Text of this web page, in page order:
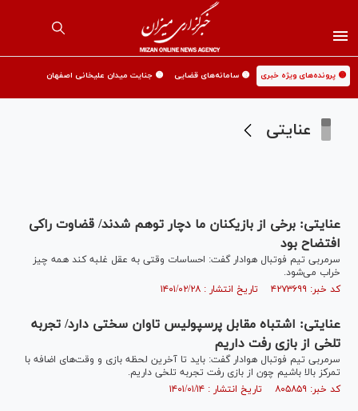
🟡 پرونده‌های ویژه خبری 🟡 سامانه‌های قضایی 🟡 جنایت میدان علیخانی اصفهان
عنایتی
عنایتی: برخی از بازیکنان ما دچار توهم شدند/ قضاوت راکی
افتضاح بود
سرمربی تیم فوتبال هوادار گفت: احساسات وقتی به عقل غلبه کند همه چیز
خراب می‌شود.
کد خبر: ۴۲۷۳۶۹۹ تاریخ انتشار : ۱۴۰۱/۰۲/۲۸
عنایتی: اشتباه مقابل پرسپولیس تاوان سختی دارد/ تجربه
تلخی از بازی رفت داریم
سرمربی تیم فوتبال هوادار گفت: باید تا آخرین لحظه بازی و وقت‌های اضافه با
تمرکز بالا باشیم چون از بازی رفت تجربه تلخی داریم.
کد خبر: ۸۰۵۸۵۹ تاریخ انتشار : ۱۴۰۱/۰۱/۱۴